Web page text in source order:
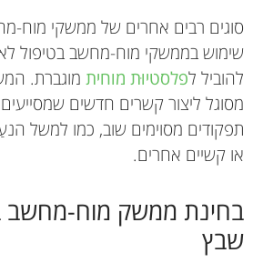
סוגים רבים אחרים של ממשקי מוח-
שימוש בממשקי מוח-מחשב בטיפול
להוביל לפלסטיוּת מוחיתמוגברת.
מסוגל ליצור קשרים חדשים
תפקודים מסוימים שוב, כמו למשל
או קשיים אחרים.
בחינת ממשק מוח-מחשב
שבץ